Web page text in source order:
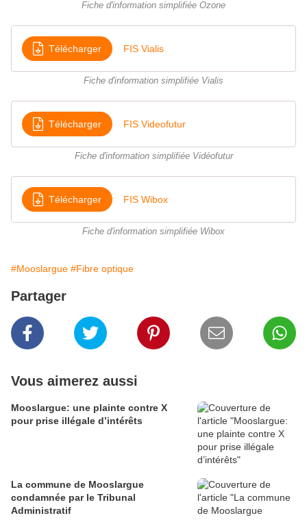
Fiche d'information simplifiée Ozone
Télécharger FIS Vialis
Fiche d'information simplifiée Vialis
Télécharger FIS Videofutur
Fiche d'information simplifiée Vidéofutur
Télécharger FIS Wibox
Fiche d'information simplifiée Wibox
#Mooslargue #Fibre optique
Partager
Vous aimerez aussi
Mooslargue: une plainte contre X
pour prise illégale d’intérêts
La commune de Mooslargue
condamnée par le Tribunal
Administratif